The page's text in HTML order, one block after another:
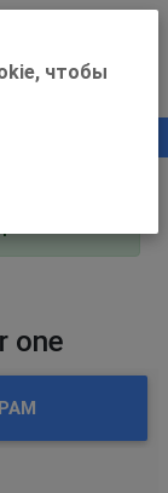
по
one
чтобы